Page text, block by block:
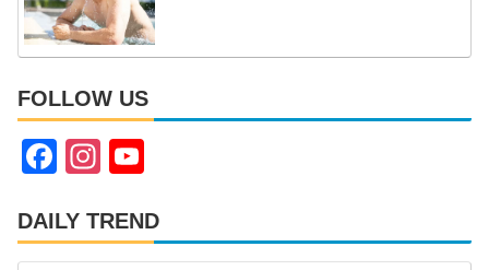
FOLLOW US
F
c
e
In
a
gr
u
T
DAILY TREND